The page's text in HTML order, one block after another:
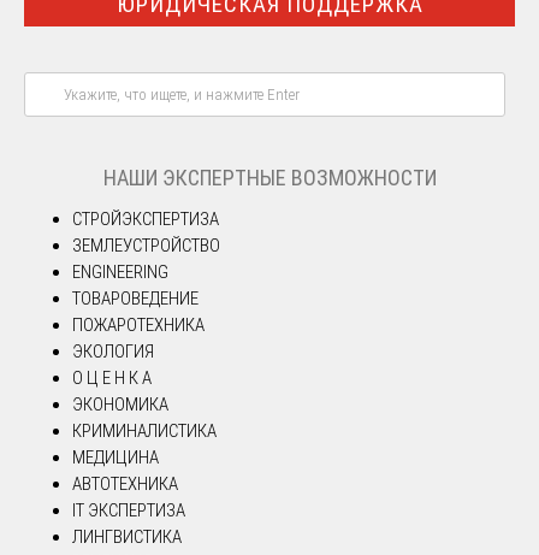
НАШИ ЭКСПЕРТНЫЕ ВОЗМОЖНОСТИ
СТРОЙЭКСПЕРТИЗА
ЗЕМЛЕУСТРОЙСТВО
ENGINEERING
ТОВАРОВЕДЕНИЕ
ПОЖАРОТЕХНИКА
ЭКОЛОГИЯ
О Ц Е Н К А
ЭКОНОМИКА
КРИМИНАЛИСТИКА
МЕДИЦИНА
АВТОТЕХНИКА
IT ЭКСПЕРТИЗА
ЛИНГВИСТИКА